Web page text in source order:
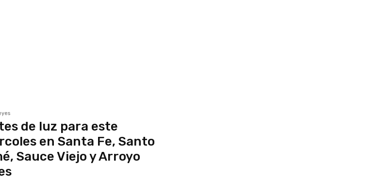
de luz para este
en Santa Fe, Santo
Sauce Viejo y Arroyo